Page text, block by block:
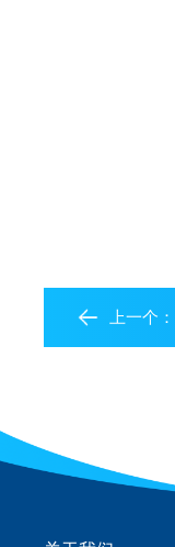
上一个：